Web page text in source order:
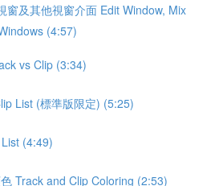
窗及其他視窗介面 Edit Window, Mix
(4:57)
vs Clip (3:34)
List (標準版限定) (5:25)
(4:49)
Track and Clip Coloring (2:53)